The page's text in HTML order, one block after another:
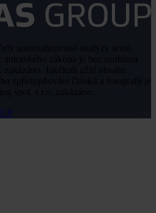
zpřístupňování článků a fotografií je